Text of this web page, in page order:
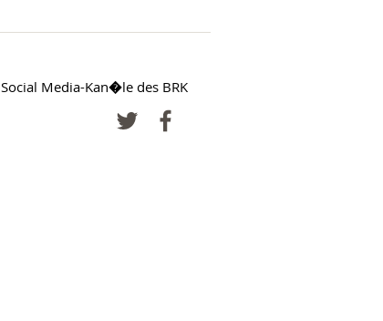
Social Media-Kan�le des BRK